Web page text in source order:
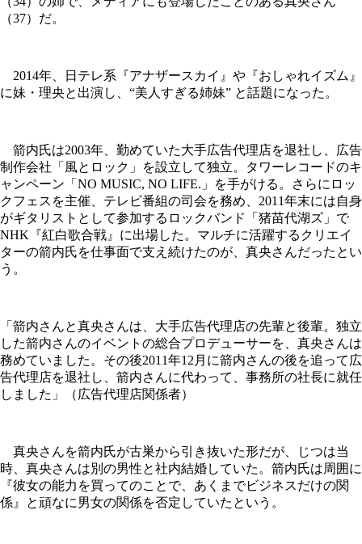
（37）だ。
2014年、日テレ系『アナザースカイ』や『おしゃれイズム』
に妹・理央と出演し、“美人すぎる姉妹” と話題になった。
箭内氏は2003年、勤めていた大手広告代理店を退社し、広告
制作会社「風とロック」を設立して独立。タワーレコードのキ
ャンペーン「NO MUSIC, NO LIFE.」を手がける。さらにロッ
クフェスを主催、テレビ番組の司会を務め、2011年末には自身
がギタリストとして参加するロックバンド「猪苗代湖ズ」で
NHK『紅白歌合戦』に出場した。マルチに活躍するクリエイ
ターの箭内氏を仕事面で支え続けたのが、真央さんだったとい
う。
「箭内さんと真央さんは、大手広告代理店の先輩と後輩。独立
した箭内さんのイベントの総合プロデューサーを、真央さんは
務めていました。その後2011年12月に箭内さんの後を追って広
告代理店を退社し、箭内さんに代わって、事務所の社長に就任
しました」（広告代理店関係者）
真央さんを箭内氏が古巣から引き抜いた形だが、じつは当
時、真央さんは別の男性と社内結婚していた。箭内氏は周囲に
『彼女の能力を買ってのことで、あくまでビジネスだけの関
係』と頑なに男女の関係を否定していたという。